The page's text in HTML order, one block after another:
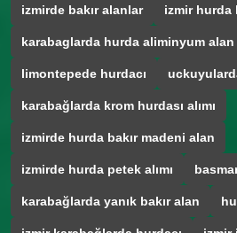
izmirde bakır alanlar izmir hurda
karabaglarda hurda aliminyum alan
limontepede hurdacı
karabağlarda krom hurdası alımı
izmirde hurda bakır madeni alan
izmirde hurda petek alımı
karabağlarda yanık bakır alan